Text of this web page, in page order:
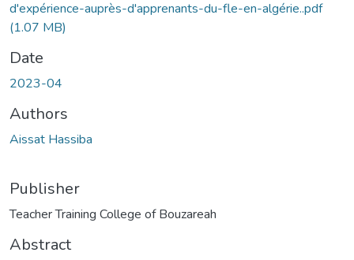
d'expérience-auprès-d'apprenants-du-fle-en-algérie..pdf
(1.07 MB)
Date
2023-04
Authors
Aissat Hassiba
Publisher
Teacher Training College of Bouzareah
Abstract